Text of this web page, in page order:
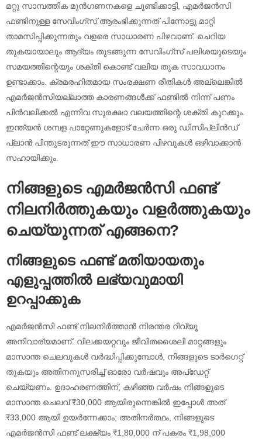
മറ്റു സാമ്പത്തിക മുൻഗണനകളെ ചൂണ്ടിക്കാട്ടി, എമർജൻസി
ഫണ്ടിനുള്ള സേവിംഗ്സ് ആരംഭിക്കുന്നത് പിന്നോട്ടു മാറ്റി
താമസിപ്പിക്കുന്നതും വളരെ സാധാരണ പിഴവാണ്. ചെറിയ
തുകയായാലും ആദ്യം തുടങ്ങുന്ന സേവിംഗ്സ് പലിശയുടെയും
സമയത്തിന്റെയും ശക്തി കൊണ്ട് വലിയ തുക സാവധാനം
ഉണ്ടാക്കാം. ക്രമരഹിതമായ സംരക്ഷണ രീതികൾ അല്ലെങ്കിൽ
എമർജൻസിയല്ലാത്ത കാരണങ്ങൾക്ക് ഫണ്ടിൽ നിന്ന് പണം
പിന്‍വലിക്കൽ എന്നിവ സുരക്ഷാ വലയത്തിന്റെ ശക്തി കുറക്കും.
ഇന്ത്യൻ ശമ്പള പാറ്റേണുകളോട് ചേർന്ന ഒരു ഡിസിപ്ലിൻഡ്
പ്ലാൻ പിന്തുടരുന്നത് ഈ സാധാരണ പിഴവുകൾ ഒഴിവാക്കാൻ
സഹായിക്കും.
നിങ്ങളുടെ എമർജൻസി ഫണ്ട്
നിലനിർത്തുകയും വളർത്തുകയും
ചെയ്യുന്നത് എങ്ങനെ?
നിങ്ങളുടെ ഫണ്ട് മതിയായതും
എളുപ്പത്തിൽ ലഭ്യവുമായി
ഉറപ്പാക്കുക
എമർജൻസി ഫണ്ട് നിലനിർത്താൻ നിരന്തര റിവ്യൂ
അനിവാര്യമാണ്. വിലക്കയറ്റവും ജീവിതശൈലി മാറ്റങ്ങളും
മാസാന്ത ചെലവുകൾ വർദ്ധിപ്പിക്കുമ്പോൾ, നിങ്ങളുടെ ടാർഗെറ്റ്
തുകയും അതിനനുസരിച്ച് ഓരോ വർഷവും അപ്ഡേറ്റ്
ചെയ്യണം. ഉദാഹരണത്തിന്, കഴിഞ്ഞ വർഷം നിങ്ങളുടെ
മാസാന്ത ചെലവ് ₹30,000 ആയിരുന്നെങ്കിൽ ഇപ്പോൾ അത്
₹33,000 ആയി ഉയർന്നേക്കാം; അതിനർത്ഥം, നിങ്ങളുടെ
എമർജൻസി ഫണ്ട് ലക്ഷ്യം ₹1,80,000 ന് പകരം ₹1,98,000